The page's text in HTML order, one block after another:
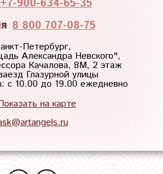
+7-900-634-65-35
8 800 707-08-75
Петербург,
Александра Невского",
Качалова, 8М, 2 этаж
Глазурной улицы
с 10.00 до 19.00 ежедневно
на карте